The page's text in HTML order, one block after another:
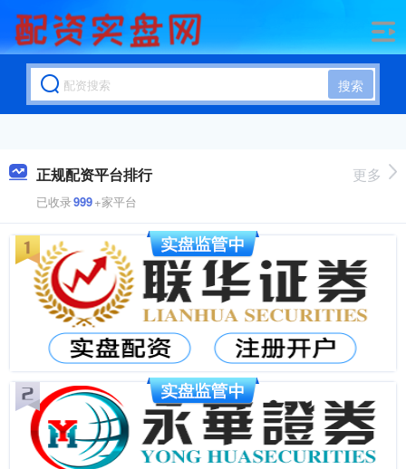
搜索
正规配资平台排行
已收录999+家平台
更多